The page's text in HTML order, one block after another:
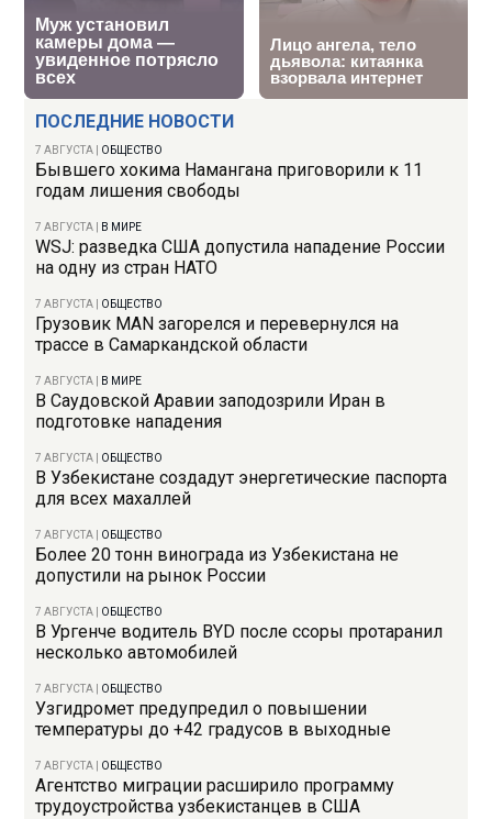
ПОСЛЕДНИЕ НОВОСТИ
7 АВГУСТА ОБЩЕСТВО
Бывшего хокима Намангана приговорили к 11
годам лишения свободы
7 АВГУСТА В МИРЕ
WSJ: разведка США допустила нападение России
на одну из стран НАТО
7 АВГУСТА ОБЩЕСТВО
Грузовик MAN загорелся и перевернулся на
трассе в Самаркандской области
7 АВГУСТА В МИРЕ
В Саудовской Аравии заподозрили Иран в
подготовке нападения
7 АВГУСТА ОБЩЕСТВО
В Узбекистане создадут энергетические паспорта
для всех махаллей
7 АВГУСТА ОБЩЕСТВО
Более 20 тонн винограда из Узбекистана не
допустили на рынок России
7 АВГУСТА ОБЩЕСТВО
В Ургенче водитель BYD после ссоры протаранил
несколько автомобилей
7 АВГУСТА ОБЩЕСТВО
Узгидромет предупредил о повышении
температуры до +42 градусов в выходные
7 АВГУСТА ОБЩЕСТВО
Агентство миграции расширило программу
трудоустройства узбекистанцев в США